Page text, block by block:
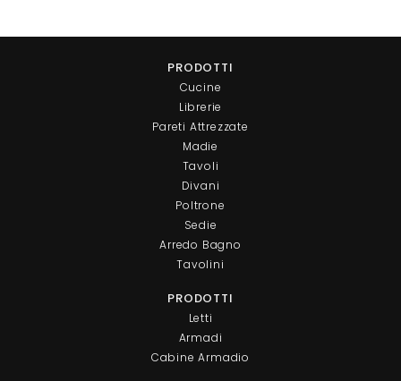
PRODOTTI
Cucine
Librerie
Pareti Attrezzate
Madie
Tavoli
Divani
Poltrone
Sedie
Arredo Bagno
Tavolini
PRODOTTI
Letti
Armadi
Cabine Armadio